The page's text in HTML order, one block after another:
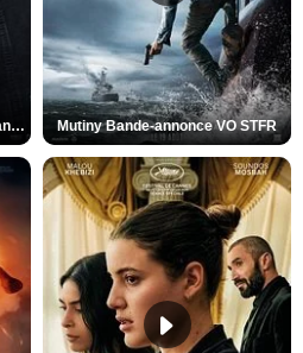
Spider-Man: Brand New Day Bande-annonce VO STFR Mutiny Bande-annonce VO STFR